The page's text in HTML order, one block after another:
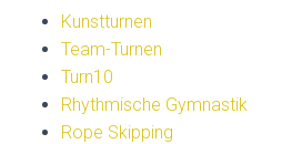
Kunstturnen
Team-Turnen
Turn10
Rhythmische Gymnastik
Rope Skipping